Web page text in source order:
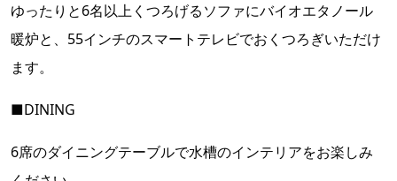
ゆったりと6名以上くつろげるソファにバイオエタノール
暖炉と、55インチのスマートテレビでおくつろぎいただけ
ます。
■DINING
6席のダイニングテーブルで水槽のインテリアをお楽しみ